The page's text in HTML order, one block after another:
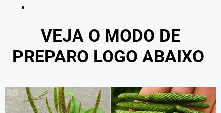
VEJA O MODO DE
PREPARO LOGO ABAIXO